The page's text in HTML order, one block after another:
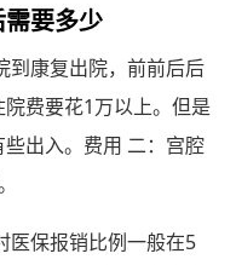
要多少
到康复出院，前前后后
费要花1万以上。但是
出入。费用 二：宫腔
医保报销比例一般在5